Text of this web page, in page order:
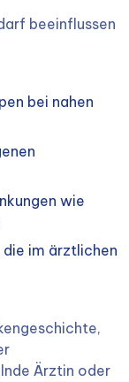
beeinflussen
bei nahen
wie
im ärztlichen
Ärztin oder